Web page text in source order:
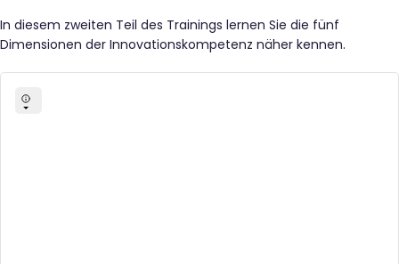
In diesem zweiten Teil des Trainings lernen Sie die fünf
Dimensionen der Innovationskompetenz näher kennen.